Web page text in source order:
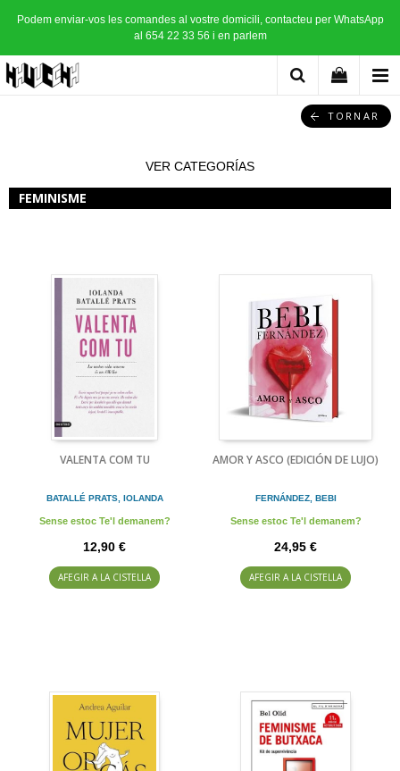
Podem enviar-vos les comandes al vostre domicili, contacteu per WhatsApp
al 654 22 33 56 i en parlem
TORNAR
VER CATEGORÍAS
FEMINISME
VALENTA COM TU
BATALLÉ PRATS, IOLANDA
Sense estoc Te'l demanem?
12,90 €
AFEGIR A LA CISTELLA
AMOR Y ASCO (EDICIÓN DE LUJO)
FERNÁNDEZ, BEBI
Sense estoc Te'l demanem?
24,95 €
AFEGIR A LA CISTELLA